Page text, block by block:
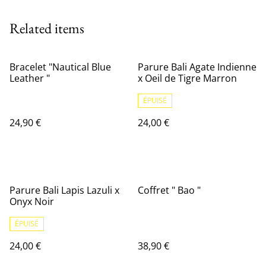
Related items
Bracelet "Nautical Blue
Leather "
24,90 €
Parure Bali Agate Indienne
x Oeil de Tigre Marron
ÉPUISÉ
24,00 €
Parure Bali Lapis Lazuli x
Onyx Noir
ÉPUISÉ
24,00 €
Coffret " Bao "
38,90 €